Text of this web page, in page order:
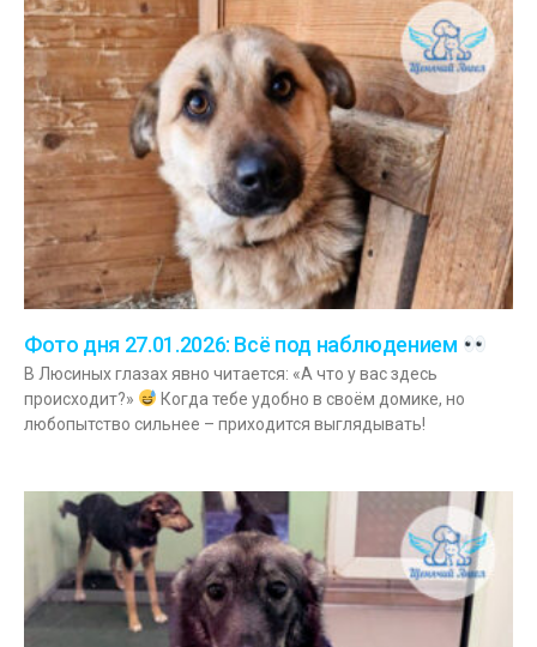
Фото дня 27.01.2026: Всё под наблюдением
В Люсиных глазах явно читается: «А что у вас здесь
происходит?»
Когда тебе удобно в своём домике, но
любопытство сильнее – приходится выглядывать!